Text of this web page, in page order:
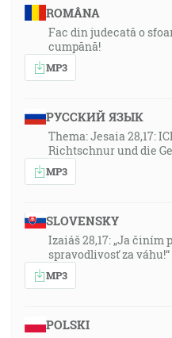
ROMÂNA
Fac din judecată o
cumpănă!
MP3
РУССКИЙ ЯЗЫК
Thema: Jesaia 28,17:
Richtschnur und die
MP3
SLOVENSKY
Izaiáš 28,17: „Ja činím
spravodlivosť za váhu!“
MP3
POLSKI